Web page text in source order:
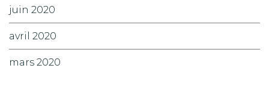
juin 2020
avril 2020
mars 2020